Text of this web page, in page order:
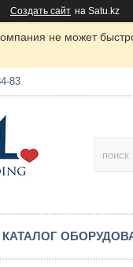
Создать сайт на Satu.kz
не может
83
КАТАЛОГ